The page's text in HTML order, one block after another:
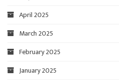
April 2025
March 2025
February 2025
January 2025